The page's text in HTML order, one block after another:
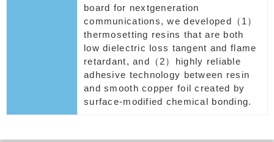
board for nextgeneration
communications, we developed（1）
thermosetting resins that are both
low dielectric loss tangent and flame
retardant, and（2）highly reliable
adhesive technology between resin
and smooth copper foil created by
surface-modified chemical bonding.